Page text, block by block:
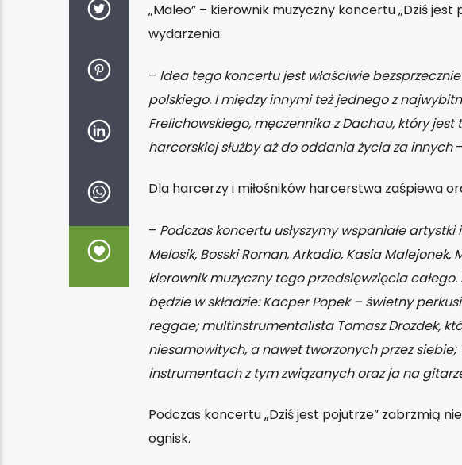
„Maleo” – kierownik muzyczny koncertu „Dziś jest
wydarzenia.
– Idea tego koncertu jest właściwie
polskiego. I między innymi też jednego z
Frelichowskiego, męczennika z Dachau, który
harcerskiej służby aż do oddania życia za innych
Dla harcerzy i miłośników harcerstwa zaśpiewa
– Podczas koncertu usłyszymy wspaniałe
Melosik, Bosski Roman, Arkadio, Kasia
kierownik muzyczny tego przedsięwzięcia
będzie w składzie: Kacper Popek – świetny
reggae; multinstrumentalista Tomasz Drozdek,
niesamowitych, a nawet tworzonych przez
instrumentach z tym związanych oraz ja na
Podczas koncertu „Dziś jest pojutrze” zabrzmią
ognisk.